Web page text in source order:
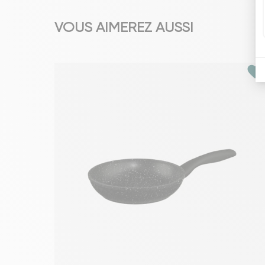
VOUS AIMEREZ AUSSI
favorite